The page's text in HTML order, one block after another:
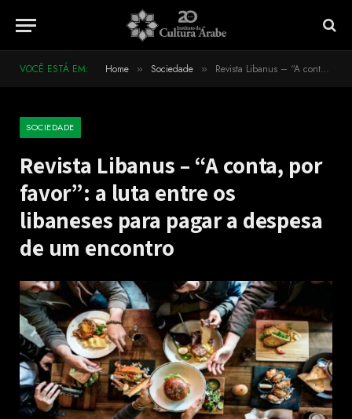
VOCÊ ESTÁ EM: Home » Sociedade » Revista Libanus – “A conta, por favor”: a luta entre os libaneses para pagar a despesa de um encontro
SOCIEDADE
Revista Libanus – “A conta, por
favor”: a luta entre os
libaneses para pagar a despesa
de um encontro